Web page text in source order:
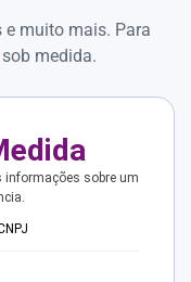
muito mais. Para
medida.
sobre um